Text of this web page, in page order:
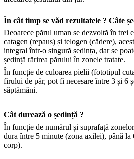
În cât timp se văd rezultatele ? Câte
Deoarece părul uman se dezvoltă în trei
catagen (repaus) și telogen (cădere),
integral într-o singură ședința, dar se
ședință rărirea părului în zonele tratate.
În funcție de culoarea pielii (fototipul
firului de păr, pot fi necesare între 3 și 6
săptămâni.
Cât durează o ședință ?
În funcție de numărul și suprafață
dura între 5 minute (zona axilei), până
corp).